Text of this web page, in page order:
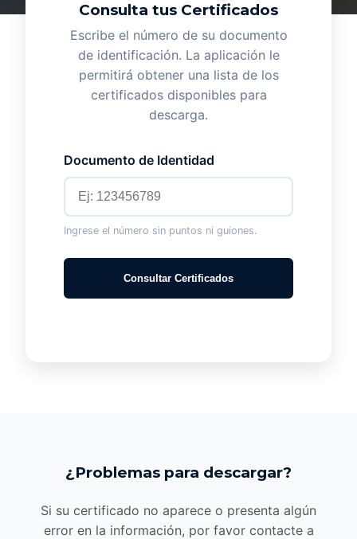
Consulta tus Certificados
Escribe el número de su documento
de identificación. La aplicación le
permitirá obtener una lista de los
certificados disponibles para
descarga.
Documento de Identidad
Ingrese el número sin puntos ni guiones.
Consultar Certificados
¿Problemas para descargar?
Si su certificado no aparece o presenta algún
error en la información, por favor contacte a